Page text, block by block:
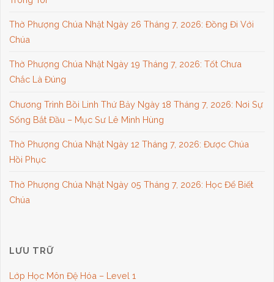
Thờ Phượng Chúa Nhật Ngày 26 Tháng 7, 2026: Đồng Đi Với
Chúa
Thờ Phượng Chúa Nhật Ngày 19 Tháng 7, 2026: Tốt Chưa
Chắc Là Đúng
Chương Trình Bồi Linh Thứ Bảy Ngày 18 Tháng 7, 2026: Nơi Sự
Sống Bắt Đầu – Mục Sư Lê Minh Hùng
Thờ Phượng Chúa Nhật Ngày 12 Tháng 7, 2026: Được Chúa
Hồi Phục
Thờ Phượng Chúa Nhật Ngày 05 Tháng 7, 2026: Học Để Biết
Chúa
LƯU TRỮ
Lớp Học Môn Đệ Hóa – Level 1